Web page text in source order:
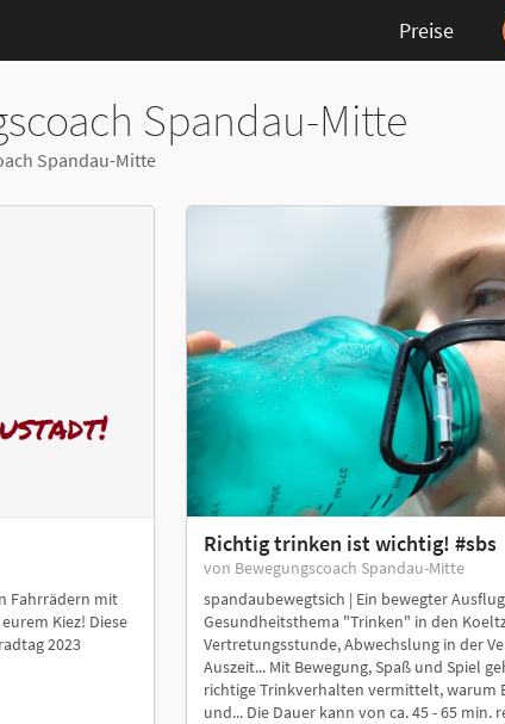
Preise
Spandau-Mitte
Spandau-Mitte
Fahrrädern mit
Kiez! Diese
2023
Richtig trinken ist wichtig! #sbs
von Bewegungscoach Spandau-Mitte
spandaubewegtsich | Ein bewegter
Gesundheitsthema "Trinken" in den
Vertretungsstunde, Abwechslung in der
Auszeit... Mit Bewegung, Spaß und Spiel
richtige Trinkverhalten vermittelt, warum
und... Die Dauer kann von ca. 45 - 65 min.